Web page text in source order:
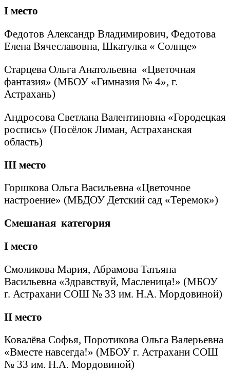
I место
Федотов Александр Владимирович, Федотова
Елена Вячеславовна, Шкатулка « Солнце»
Старцева Ольга Анатольевна «Цветочная
фантазия» (МБОУ «Гимназия № 4», г.
Астрахань)
Андросова Светлана Валентиновна «Городецкая
роспись» (Посёлок Лиман, Астраханская
область)
III место
Горшкова Ольга Васильевна «Цветочное
настроение» (МБДОУ Детский сад «Теремок»)
Смешаная категория
I место
Смоликова Мария, Абрамова Татьяна
Васильевна «Здравствуй, Масленица!» (МБОУ
г. Астрахани СОШ № 33 им. Н.А. Мордовиной)
II место
Ковалёва Софья, Поротикова Ольга Валерьевна
«Вместе навсегда!» (МБОУ г. Астрахани СОШ
№ 33 им. Н.А. Мордовиной)